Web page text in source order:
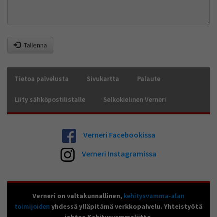
Tallenna
Tietoa palvelusta Sivukartta Palaute
Liity sähköpostilistalle Selkokielinen Verneri
Verneri Facebookissa
Verneri Instagramissa
Verneri on valtakunnallinen, kehitysvamma-alan
toimijoiden yhdessä ylläpitämä verkkopalvelu. Yhteistyötä